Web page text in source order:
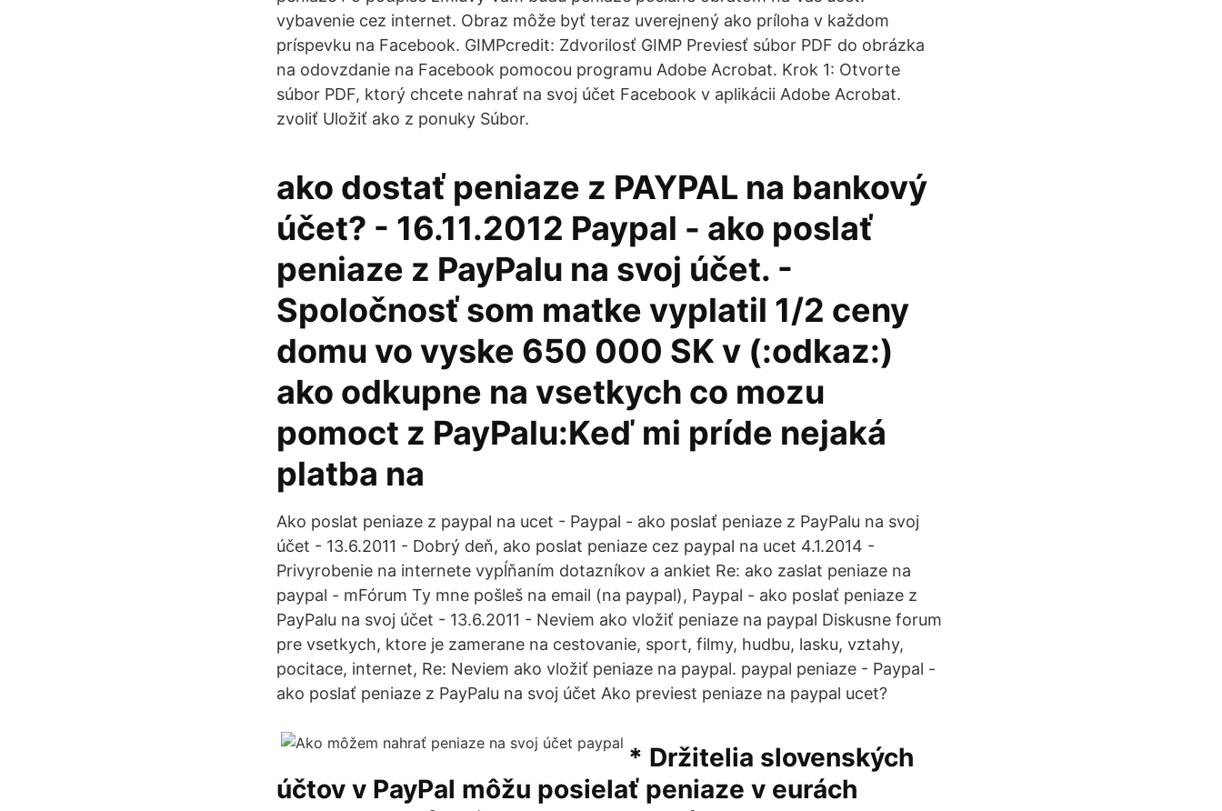
vybavenie cez internet. Obraz môže byť teraz uverejnený ako príloha v každom
príspevku na Facebook. GIMPcredit: Zdvorilosť GIMP Previesť súbor PDF do obrázka
na odovzdanie na Facebook pomocou programu Adobe Acrobat. Krok 1: Otvorte
súbor PDF, ktorý chcete nahrať na svoj účet Facebook v aplikácii Adobe Acrobat.
zvoliť Uložiť ako z ponuky Súbor.
ako dostať peniaze z PAYPAL na bankový
účet? - 16.11.2012 Paypal - ako poslať
peniaze z PayPalu na svoj účet. -
Spoločnosť som matke vyplatil 1/2 ceny
domu vo vyske 650 000 SK v (:odkaz:)
ako odkupne na vsetkych co mozu
pomoct z PayPalu:Keď mi príde nejaká
platba na
Ako poslat peniaze z paypal na ucet - Paypal - ako poslať peniaze z PayPalu na svoj
účet - 13.6.2011 - Dobrý deň, ako poslat peniaze cez paypal na ucet 4.1.2014 -
Privyrobenie na internete vypĺňaním dotazníkov a ankiet Re: ako zaslat peniaze na
paypal - mFórum Ty mne pošleš na email (na paypal), Paypal - ako poslať peniaze z
PayPalu na svoj účet - 13.6.2011 - Neviem ako vložiť peniaze na paypal Diskusne forum
pre vsetkych, ktore je zamerane na cestovanie, sport, filmy, hudbu, lasku, vztahy,
pocitace, internet, Re: Neviem ako vložiť peniaze na paypal. paypal peniaze - Paypal -
ako poslať peniaze z PayPalu na svoj účet Ako previest peniaze na paypal ucet?
* Držitelia slovenských
účtov v PayPal môžu posielať peniaze v eurách